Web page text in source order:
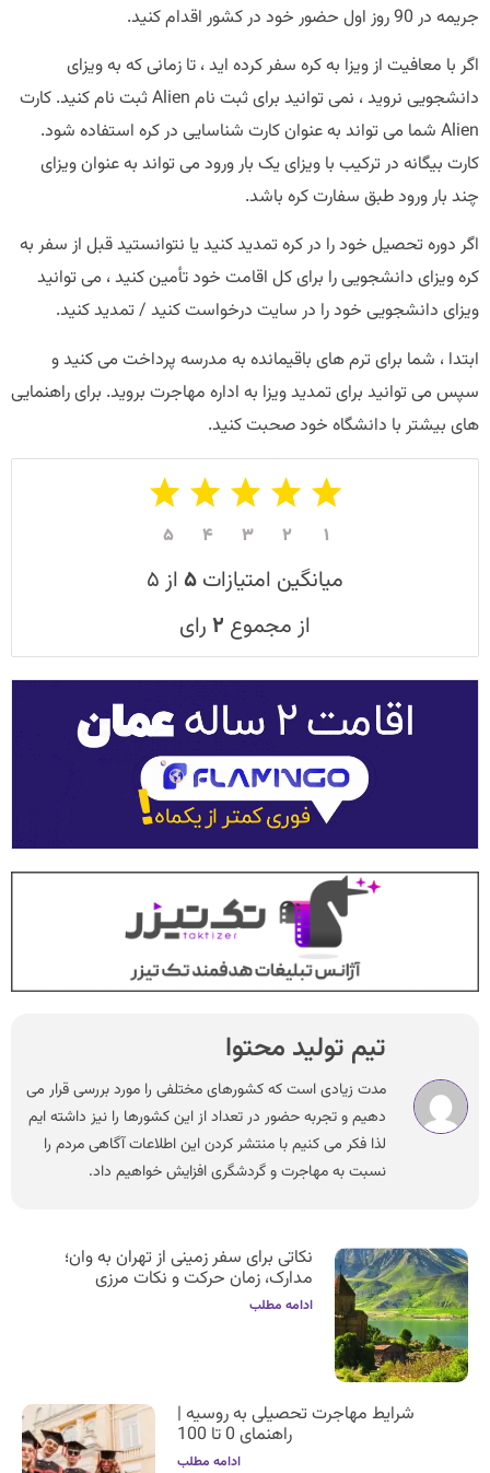
جریمه در 90 روز اول حضور خود در کشور اقدام کنید.
اگر با معافیت از ویزا به کره سفر کرده اید ، تا زمانی که به ویزای
دانشجویی نروید ، نمی توانید برای ثبت نام Alien ثبت نام کنید. کارت
Alien شما می تواند به عنوان کارت شناسایی در کره استفاده شود.
کارت بیگانه در ترکیب با ویزای یک بار ورود می تواند به عنوان ویزای
چند بار ورود طبق سفارت کره باشد.
اگر دوره تحصیل خود را در کره تمدید کنید یا نتوانستید قبل از سفر به
کره ویزای دانشجویی را برای کل اقامت خود تأمین کنید ، می توانید
ویزای دانشجویی خود را در سایت درخواست کنید / تمدید کنید.
ابتدا ، شما برای ترم های باقیمانده به مدرسه پرداخت می کنید و
سپس می توانید برای تمدید ویزا به اداره مهاجرت بروید. برای راهنمایی
های بیشتر با دانشگاه خود صحبت کنید.
۱ ۲ ۳ ۴ ۵
میانگین امتیازات۵از ۵
از مجموع ۲رای
تیم تولید محتوا
مدت زیادی است که کشورهای مختلفی را مورد بررسی قرار می
دهیم و تجربه حضور در تعداد از این کشورها را نیز داشته ایم
لذا فکر می کنیم با منتشر کردن این اطلاعات آگاهی مردم را
نسبت به مهاجرت و گردشگری افزایش خواهیم داد.
نکاتی برای سفر زمینی از تهران به وان؛
مدارک، زمان حرکت و نکات مرزی
ادامه مطلب
شرایط مهاجرت تحصیلی به روسیه |
راهنمای 0 تا 100
ادامه مطلب